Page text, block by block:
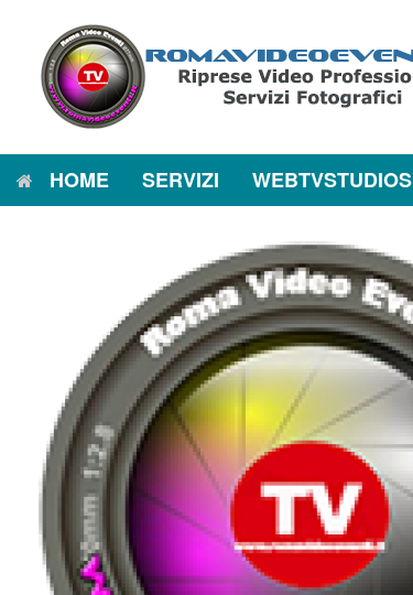
contenuto
HOME SERVIZI WEBTVSTUDIOS